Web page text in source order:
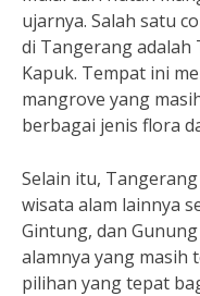
ujarnya. Salah satu
di Tangerang adalah
Kapuk. Tempat ini
mangrove yang
berbagai jenis flora
Selain itu,
wisata alam lainnya
Gintung, dan
alamnya yang masih
pilihan yang tepat